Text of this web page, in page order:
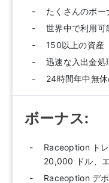
たくさんのボ
世界中で利用可
150以上の資産
迅速な入出金処
24時間年中無
ボーナス:
Raceoption ト
20,000 ドル、
Raceoption デ